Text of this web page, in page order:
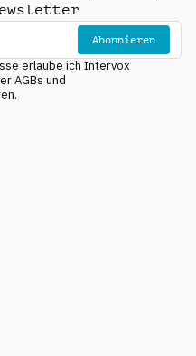
Abonnieren
erlaube ich Intervox
AGBs und